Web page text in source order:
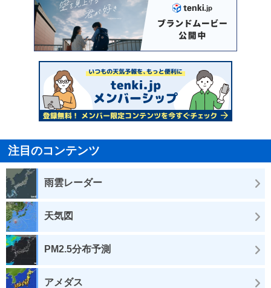
注目のコンテンツ
雨雲レーダー
天気図
PM2.5分布予測
アメダス